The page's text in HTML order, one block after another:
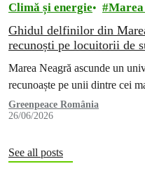
Climă și energie
Ghidul delfinilor din
recunoști pe locuitorii de
Marea Neagră ascunde un
recunoaște pe unii dintre cei
Greenpeace România
26/06/2026
See all posts